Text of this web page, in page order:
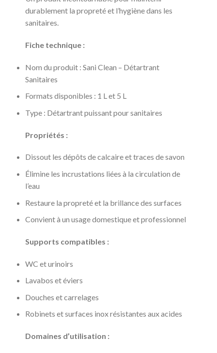
durablement la propreté et l’hygiène dans les
sanitaires.
Fiche technique :
Nom du produit : Sani Clean – Détartrant
Sanitaires
Formats disponibles : 1 L et 5 L
Type : Détartrant puissant pour sanitaires
Propriétés :
Dissout les dépôts de calcaire et traces de savon
Élimine les incrustations liées à la circulation de
l’eau
Restaure la propreté et la brillance des surfaces
Convient à un usage domestique et professionnel
Supports compatibles :
WC et urinoirs
Lavabos et éviers
Douches et carrelages
Robinets et surfaces inox résistantes aux acides
Domaines d’utilisation :